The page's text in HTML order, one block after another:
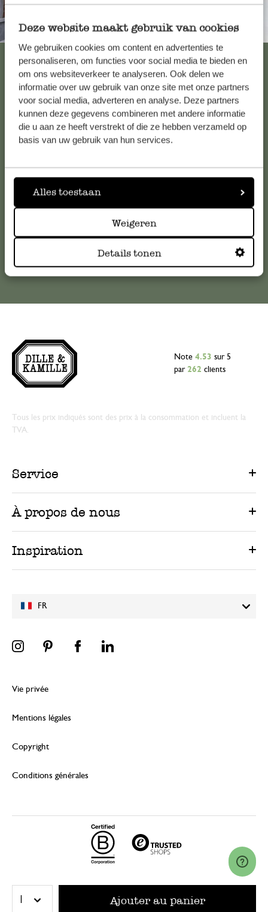
Deze website maakt gebruik van cookies
We gebruiken cookies om content en advertenties te
personaliseren, om functies voor social media te bieden en
om ons websiteverkeer te analyseren. Ook delen we
informatie over uw gebruik van onze site met onze partners
voor social media, adverteren en analyse. Deze partners
kunnen deze gegevens combineren met andere informatie
die u aan ze heeft verstrekt of die ze hebben verzameld op
basis van uw gebruik van hun services.
Alles toestaan
Weigeren
Details tonen
Ajouter au panier
Toujours à proximité
Voir les 62 magasins
Service clientèle
Pour toute question ou demande de conseil ou d’aide,
nos réponses auxquestions les plus fréquemment posées.
Service client en ligne
FR
Note 4.53 sur 5
par 262 clients
Tous les prix indiqués sont des prix à la consommation et incluent la
TVA.
Service
À propos de nous
Inspiration
Vie privée
Mentions légales
Copyright
Conditions générales
© 2026 Dille & Kamille (Nederland) B.V.